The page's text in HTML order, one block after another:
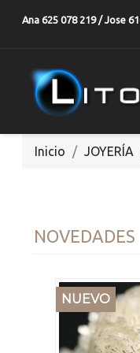
Ana 625 078 219 / Jose
Inicio JOYERÍA
NOVEDADES
NUEVO